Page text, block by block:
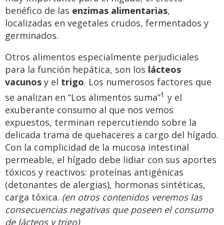
benéfico de las enzimas alimentarias,
localizadas en vegetales crudos, fermentados y
germinados.
Otros alimentos especialmente perjudiciales
para la función hepática, son los lácteos
vacunos y el trigo. Los numerosos factores que
se analizan en “Los alimentos suma”1 y el
exuberante consumo al que nos vemos
expuestos, terminan repercutiendo sobre la
delicada trama de quehaceres a cargo del hígado.
Con la complicidad de la mucosa intestinal
permeable, el hígado debe lidiar con sus aportes
tóxicos y reactivos: proteínas antigénicas
(detonantes de alergias), hormonas sintéticas,
carga tóxica. (en otros contenidos veremos las
consecuencias negativas que poseen el consumo
de lácteos y trigo)